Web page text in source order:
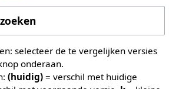
selecteer de te vergelijken versies
onderaan.
(huidig)= verschil met huidige